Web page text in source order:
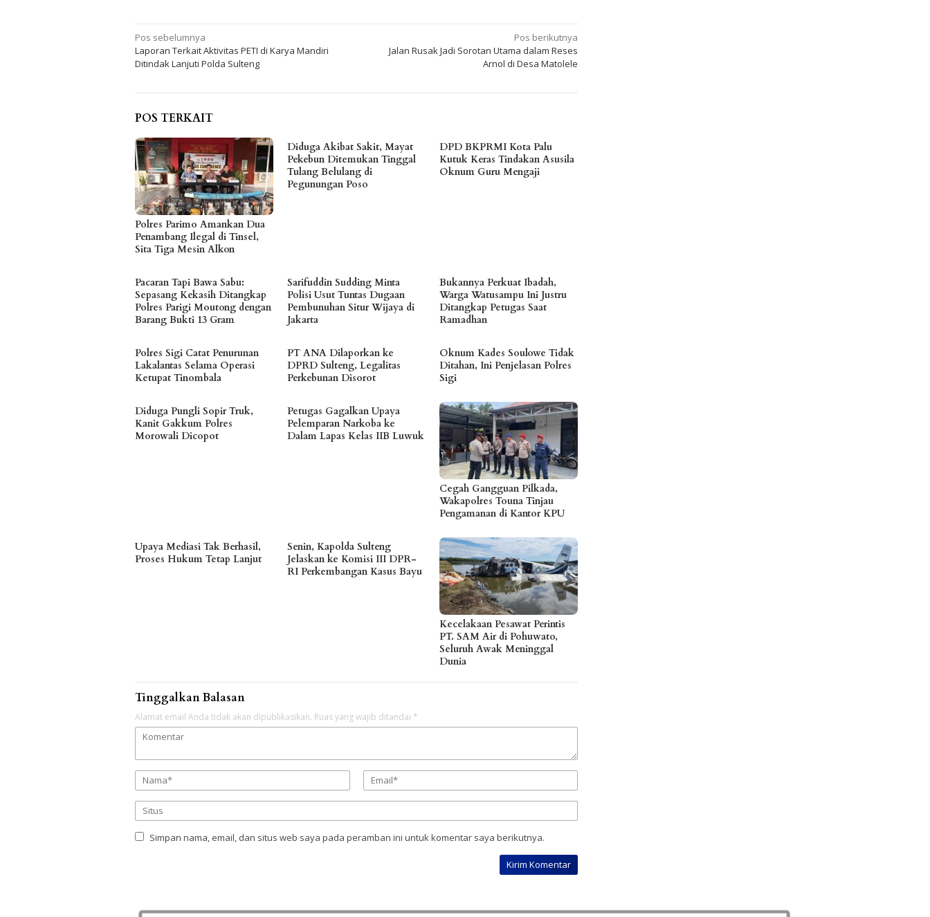
Navigasi
pos
Pos sebelumnya
Laporan Terkait Aktivitas PETI di Karya Mandiri
Ditindak Lanjuti Polda Sulteng
Pos berikutnya
Jalan Rusak Jadi Sorotan Utama dalam Reses
Arnol di Desa Matolele
POS TERKAIT
Polres Parimo Amankan Dua
Penambang Ilegal di Tinsel,
Sita Tiga Mesin Alkon
Diduga Akibat Sakit, Mayat
Pekebun Ditemukan Tinggal
Tulang Belulang di
Pegunungan Poso
DPD BKPRMI Kota Palu
Kutuk Keras Tindakan Asusila
Oknum Guru Mengaji
Pacaran Tapi Bawa Sabu:
Sepasang Kekasih Ditangkap
Polres Parigi Moutong dengan
Barang Bukti 13 Gram
Sarifuddin Sudding Minta
Polisi Usut Tuntas Dugaan
Pembunuhan Situr Wijaya di
Jakarta
Bukannya Perkuat Ibadah,
Warga Watusampu Ini Justru
Ditangkap Petugas Saat
Ramadhan
Polres Sigi Catat Penurunan
Lakalantas Selama Operasi
Ketupat Tinombala
PT ANA Dilaporkan ke
DPRD Sulteng, Legalitas
Perkebunan Disorot
Oknum Kades Soulowe Tidak
Ditahan, Ini Penjelasan Polres
Sigi
Diduga Pungli Sopir Truk,
Kanit Gakkum Polres
Morowali Dicopot
Petugas Gagalkan Upaya
Pelemparan Narkoba ke
Dalam Lapas Kelas IIB Luwuk
Cegah Gangguan Pilkada,
Wakapolres Touna Tinjau
Pengamanan di Kantor KPU
Upaya Mediasi Tak Berhasil,
Proses Hukum Tetap Lanjut
Senin, Kapolda Sulteng
Jelaskan ke Komisi III DPR-
RI Perkembangan Kasus Bayu
Kecelakaan Pesawat Perintis
PT. SAM Air di Pohuwato,
Seluruh Awak Meninggal
Dunia
Tinggalkan Balasan
Alamat email Anda tidak akan dipublikasikan. Ruas yang wajib ditandai *
Simpan nama, email, dan situs web saya pada peramban ini untuk komentar saya berikutnya.